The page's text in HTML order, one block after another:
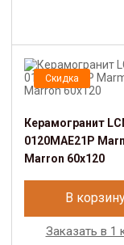
Скидка
Керамогранит
0120MAE21P
Marron 60x120
В
Заказать в 1